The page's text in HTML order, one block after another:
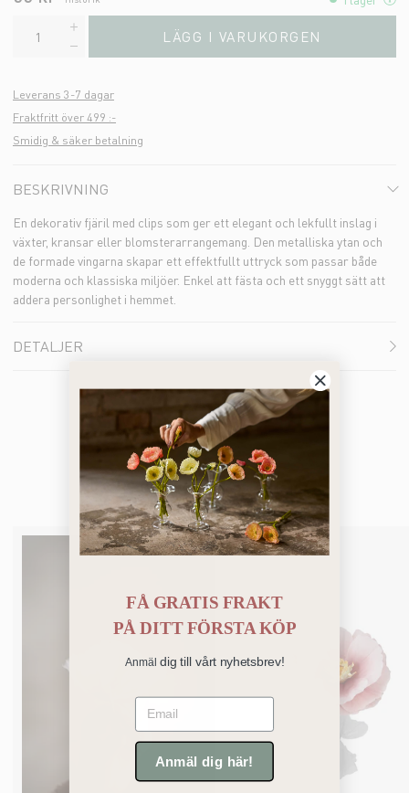
LÄGG I VARUKORGEN
Leverans 3-7 dagar
Fraktfritt över 499 :-
Smidig & säker betalning
BESKRIVNING
En dekorativ fjäril med clips som ger ett elegant och lekfullt inslag i
växter, kransar eller blomsterarrangemang. Den metalliska ytan och
de formade vingarna skapar ett effektfullt uttryck som passar både
moderna och klassiska miljöer. Enkel att fästa och ett snyggt sätt att
addera personlighet i hemmet.
DETALJER
Du kanske också gillar
FÅ GRATIS FRAKT
PÅDITT FÖRSTA KÖP
Anmäl dig till vårt nyhetsbrev!
Email
Anmäl dig här!